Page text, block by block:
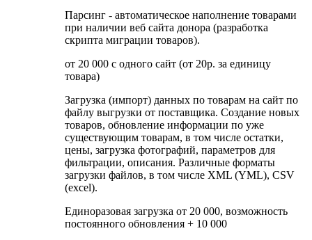
Парсинг - автоматическое наполнение товарами
при наличии веб сайта донора (разработка
скрипта миграции товаров).
от 20 000 с одного сайт (от 20р. за единицу
товара)
Загрузка (импорт) данных по товарам на сайт по
файлу выгрузки от поставщика. Создание новых
товаров, обновление информации по уже
существующим товарам, в том числе остатки,
цены, загрузка фотографий, параметров для
фильтрации, описания. Различные форматы
загрузки файлов, в том числе XML (YML), CSV
(excel).
Единоразовая загрузка от 20 000, возможность
постоянного обновления + 10 000